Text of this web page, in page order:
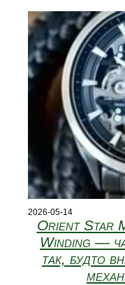
2026-05-14
Orient Star
Winding —
так, будто